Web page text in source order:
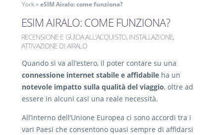
York»eSIM Airalo: come funziona?
ESIM AIRALO: COME FUNZIONA?
RECENSIONE E GUIDA ALL'ACQUISTO, INSTALLAZIONE,
ATTIVAZIONE DI AIRALO
Quando si va all’estero, il poter contare su una
connessione internet stabile e affidabile ha un
notevole impatto sulla qualità del viaggio, oltre ad
essere in alcuni casi una reale necessità.
All’interno dell’Unione Europea ci sono accordi tra i
vari Paesi che consentono quasi sempre di affidarsi